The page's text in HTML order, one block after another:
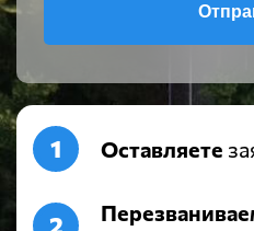
Оставляете